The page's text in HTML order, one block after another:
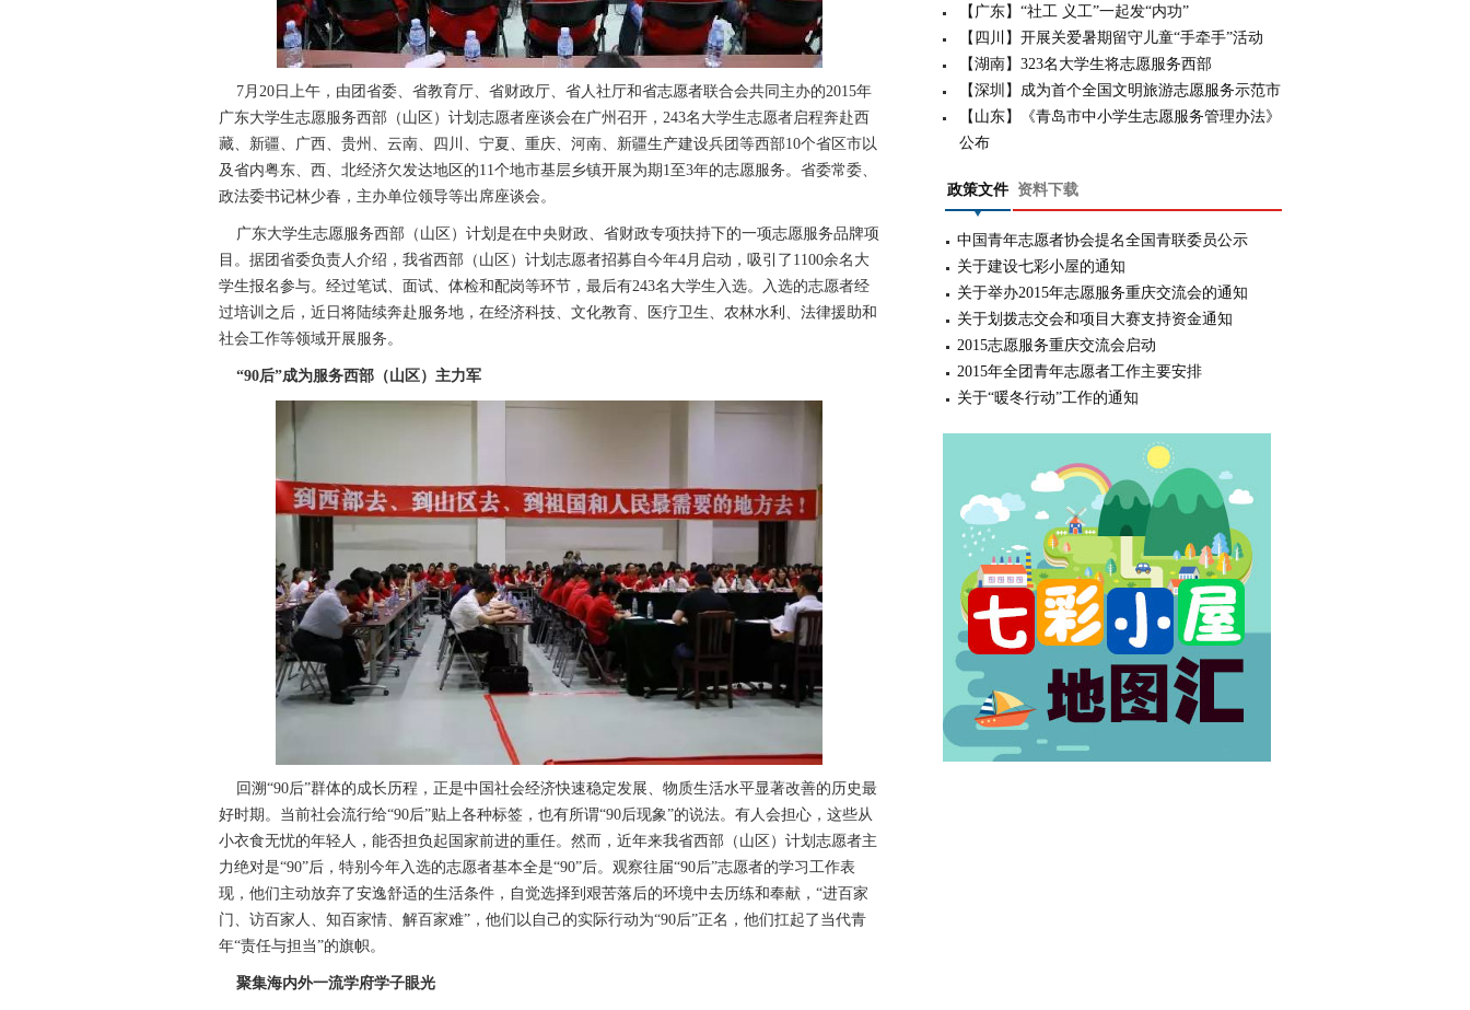
7月20日上午，由团省委、省教育厅、省财政厅、省人社厅和省志愿者联合会共同主办的2015年
广东大学生志愿服务西部（山区）计划志愿者座谈会在广州召开，243名大学生志愿者启程奔赴西
藏、新疆、广西、贵州、云南、四川、宁夏、重庆、河南、新疆生产建设兵团等西部10个省区市以
及省内粤东、西、北经济欠发达地区的11个地市基层乡镇开展为期1至3年的志愿服务。省委常委、
政法委书记林少春，主办单位领导等出席座谈会。
广东大学生志愿服务西部（山区）计划是在中央财政、省财政专项扶持下的一项志愿服务品牌项
目。据团省委负责人介绍，我省西部（山区）计划志愿者招募自今年4月启动，吸引了1100余名大
学生报名参与。经过笔试、面试、体检和配岗等环节，最后有243名大学生入选。入选的志愿者经
过培训之后，近日将陆续奔赴服务地，在经济科技、文化教育、医疗卫生、农林水利、法律援助和
社会工作等领域开展服务。
“90后”成为服务西部（山区）主力军
回溯“90后”群体的成长历程，正是中国社会经济快速稳定发展、物质生活水平显著改善的历史最
好时期。当前社会流行给“90后”贴上各种标签，也有所谓“90后现象”的说法。有人会担心，这些从
小衣食无忧的年轻人，能否担负起国家前进的重任。然而，近年来我省西部（山区）计划志愿者主
力绝对是“90”后，特别今年入选的志愿者基本全是“90”后。观察往届“90后”志愿者的学习工作表
现，他们主动放弃了安逸舒适的生活条件，自觉选择到艰苦落后的环境中去历练和奉献，“进百家
门、访百家人、知百家情、解百家难”，他们以自己的实际行动为“90后”正名，他们扛起了当代青
年“责任与担当”的旗帜。
聚集海内外一流学府学子眼光
【广东】“社工 义工”一起发“内功”
【四川】开展关爱暑期留守儿童“手牵手”活动
【湖南】323名大学生将志愿服务西部
【深圳】成为首个全国文明旅游志愿服务示范市
【山东】《青岛市中小学生志愿服务管理办法》
公布
政策文件 资料下载
中国青年志愿者协会提名全国青联委员公示
关于建设七彩小屋的通知
关于举办2015年志愿服务重庆交流会的通知
关于划拨志交会和项目大赛支持资金通知
2015志愿服务重庆交流会启动
2015年全团青年志愿者工作主要安排
关于“暖冬行动”工作的通知